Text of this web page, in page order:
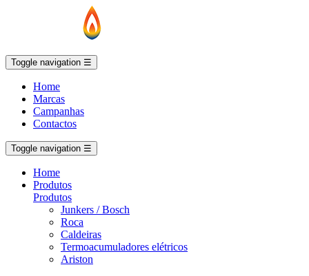
Toggle navigation ☰
Home
Marcas
Campanhas
Contactos
Toggle navigation ☰
Home
Produtos
Produtos
Junkers / Bosch
Roca
Caldeiras
Termoacumuladores elétricos
Ariston